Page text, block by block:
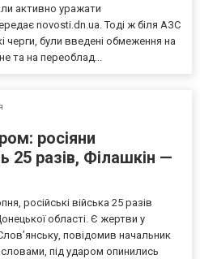
активно уражати
novosti.dn.ua. Тоді ж біля АЗС
черги, були введені обмеження на
та на переоблад...
росіяни
25 разів, Філашкін —
російські війська 25 разів
області. Є жертви у
повідомив начальник
під ударом опинились